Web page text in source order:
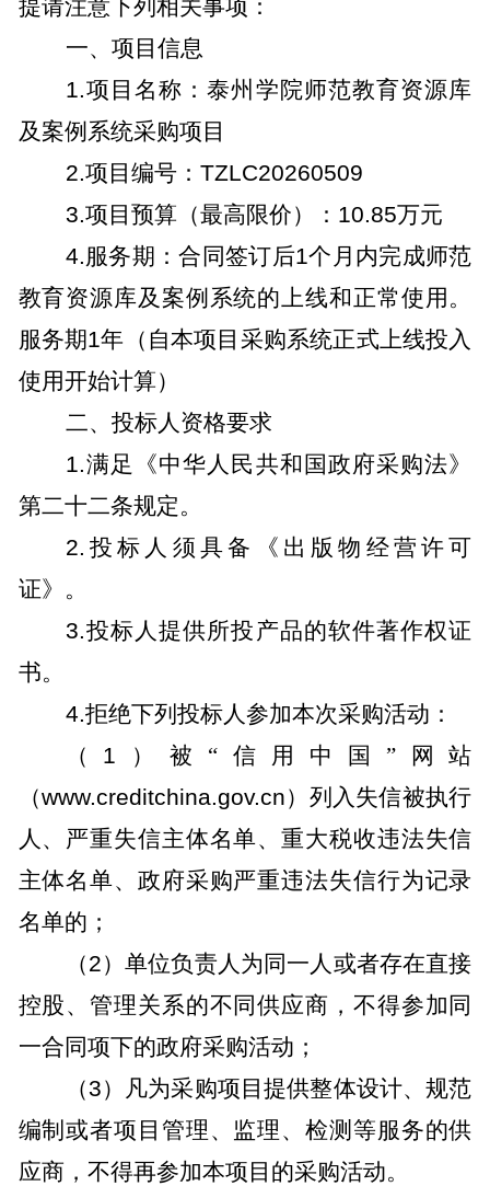
提请注意下列相关事项：
一、项目信息
1. 项目名称：泰州学院师范教育资源库
及案例系统采购项目
2. 项目编号： TZLC20260509
3. 项目预算（最高限价）： 10.85万元
4. 服务期：合同签订后1个月内完成师范
教育资源库及案例系统的上线和正常使用。
服务期1年（自本项目采购系统正式上线投入
使用开始计算）
二、投标人资格要求
1. 满足《中华人民共和国政府采购法》
第二十二条规定。
2. 投标人须具备《出版物经营许可
证》。
3. 投标人提供所投产品的软件著作权证
书。
4. 拒绝下列投标人参加本次采购活动：
（ 1
）被“信用中国”网站
（www.creditchina.gov.cn）列入失信被执行
人、严重失信主体名单、重大税收违法失信
主体名单、政府采购严重违法失信行为记录
名单的；
（2）单位负责人为同一人或者存在直接
控股、管理关系的不同供应商，不得参加同
一合同项下的政府采购活动；
（3）凡为采购项目提供整体设计、规范
编制或者项目管理、监理、检测等服务的供
应商，不得再参加本项目的采购活动。